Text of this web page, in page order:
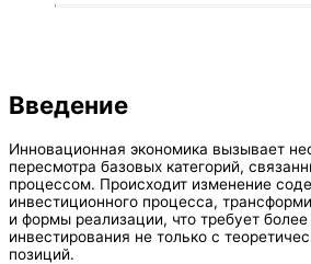
Введение
Инновационная экономика вызывает
пересмотра базовых категорий,
процессом. Происходит изменение
инвестиционного процесса,
и формы реализации, что требует
инвестирования не только с
позиций.